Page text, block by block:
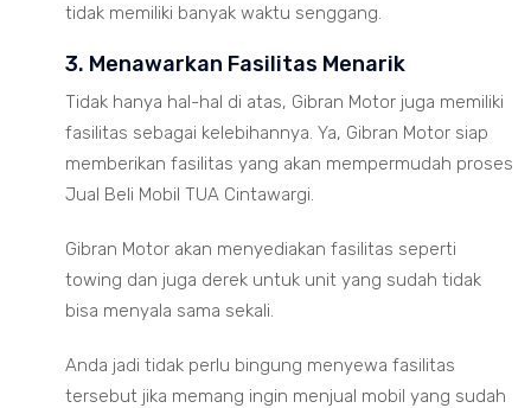
tidak memiliki banyak waktu senggang.
3. Menawarkan Fasilitas Menarik
Tidak hanya hal-hal di atas, Gibran Motor juga memiliki
fasilitas sebagai kelebihannya. Ya, Gibran Motor siap
memberikan fasilitas yang akan mempermudah proses
Jual Beli Mobil TUA Cintawargi.
Gibran Motor akan menyediakan fasilitas seperti
towing dan juga derek untuk unit yang sudah tidak
bisa menyala sama sekali.
Anda jadi tidak perlu bingung menyewa fasilitas
tersebut jika memang ingin menjual mobil yang sudah